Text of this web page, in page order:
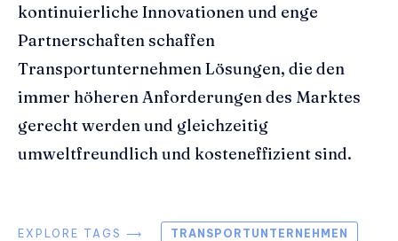
kontinuierliche Innovationen und enge
Partnerschaften schaffen
Transportunternehmen Lösungen, die den
immer höheren Anforderungen des Marktes
gerecht werden und gleichzeitig
umweltfreundlich und kosteneffizient sind.
EXPLORE TAGS ⟶ TRANSPORTUNTERNEHMEN